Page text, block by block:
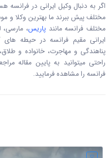
اگر به دنبال وکیل ایرانی در فرانسه
مختلف پیش ببرند ما بهترین وکلا و
مختلف فرانسه مانند پاریس،
ایرانی مقیم فرانسه در حیطه های
پناهندگی و مهاجرت، خانواده و
راحتی میتوانید به پایین مقاله
فرانسه را مشاهده فرمایید.